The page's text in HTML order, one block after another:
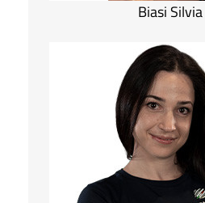
Biasi Silvia